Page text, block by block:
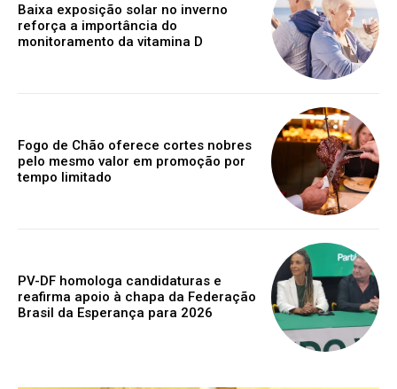
Baixa exposição solar no inverno
reforça a importância do
monitoramento da vitamina D
Fogo de Chão oferece cortes nobres
pelo mesmo valor em promoção por
tempo limitado
PV-DF homologa candidaturas e
reafirma apoio à chapa da Federação
Brasil da Esperança para 2026